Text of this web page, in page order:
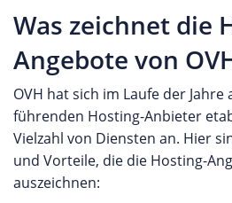
die Erfahrungen anderer Kunden
Alfahosting sind die
Pakete. Kunden haben hier die
mehreren Tarifen, die sich bei
Leistungsparametern
Speicherplatz und mehr
der muss tiefer in die Tasche
hinaus gibt es spezielle für
komfortabeles
fortgeschrittene Anwender
Was zeichnet die
Angebote von
OVH hat sich im Laufe der Jahre
führenden Hosting-Anbieter
Vielzahl von Diensten an. Hier
und Vorteile, die die Hosting-
auszeichnen: